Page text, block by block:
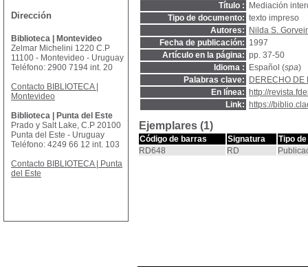
Título :
Mediación
Tipo de documento: texto impreso
Autores:
Nilda S.
Fecha de publicación: 1997
Artículo en la página: pp. 37-50
Idioma :
Español (spa)
Palabras clave:
DERECHO DE
En línea:
http://
Link:
https://
Ejemplares (1)
Código de barras Signatura
Tipo
RD648
RD
Dirección
Biblioteca | Montevideo
Zelmar Michelini 1220 C.P
11100 - Montevideo - Uruguay
Teléfono: 2900 7194 int. 20
Contacto BIBLIOTECA |
Montevideo
Biblioteca | Punta del Este
Prado y Salt Lake, C.P 20100
Punta del Este - Uruguay
Teléfono: 4249 66 12 int. 103
Contacto BIBLIOTECA | Punta
del Este